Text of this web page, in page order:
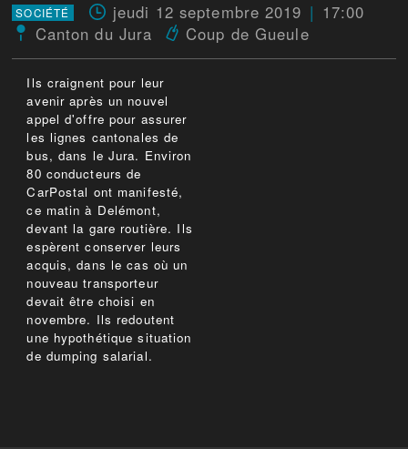
SOCIÉTÉ jeudi 12 septembre 2019
17:00
Canton du Jura
Coup de Gueule
Ils craignent pour leur
avenir après un nouvel
appel d'offre pour assurer
les lignes cantonales de
bus, dans le Jura. Environ
80 conducteurs de
CarPostal ont manifesté,
ce matin à Delémont,
devant la gare routière. Ils
espèrent conserver leurs
acquis, dans le cas où un
nouveau transporteur
devait être choisi en
novembre. Ils redoutent
une hypothétique situation
de dumping salarial.